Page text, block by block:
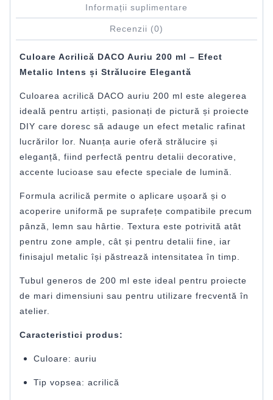
Informații suplimentare
Recenzii (0)
Culoare Acrilică DACO Auriu 200 ml – Efect
Metalic Intens și Strălucire Elegantă
Culoarea acrilică DACO auriu 200 ml este alegerea
ideală pentru artiști, pasionați de pictură și proiecte
DIY care doresc să adauge un efect metalic rafinat
lucrărilor lor. Nuanța aurie oferă strălucire și
eleganță, fiind perfectă pentru detalii decorative,
accente lucioase sau efecte speciale de lumină.
Formula acrilică permite o aplicare ușoară și o
acoperire uniformă pe suprafețe compatibile precum
pânză, lemn sau hârtie. Textura este potrivită atât
pentru zone ample, cât și pentru detalii fine, iar
finisajul metalic își păstrează intensitatea în timp.
Tubul generos de 200 ml este ideal pentru proiecte
de mari dimensiuni sau pentru utilizare frecventă în
atelier.
Caracteristici produs:
Culoare: auriu
Tip vopsea: acrilică